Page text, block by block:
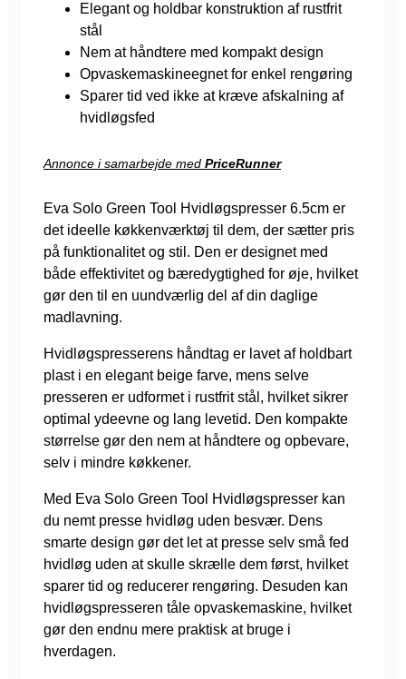
Elegant og holdbar konstruktion af rustfrit
stål
Nem at håndtere med kompakt design
Opvaskemaskineegnet for enkel rengøring
Sparer tid ved ikke at kræve afskalning af
hvidløgsfed
Annonce i samarbejde med PriceRunner
Eva Solo Green Tool Hvidløgspresser 6.5cm er
det ideelle køkkenværktøj til dem, der sætter pris
på funktionalitet og stil. Den er designet med
både effektivitet og bæredygtighed for øje, hvilket
gør den til en uundværlig del af din daglige
madlavning.
Hvidløgspresserens håndtag er lavet af holdbart
plast i en elegant beige farve, mens selve
presseren er udformet i rustfrit stål, hvilket sikrer
optimal ydeevne og lang levetid. Den kompakte
størrelse gør den nem at håndtere og opbevare,
selv i mindre køkkener.
Med Eva Solo Green Tool Hvidløgspresser kan
du nemt presse hvidløg uden besvær. Dens
smarte design gør det let at presse selv små fed
hvidløg uden at skulle skrælle dem først, hvilket
sparer tid og reducerer rengøring. Desuden kan
hvidløgspresseren tåle opvaskemaskine, hvilket
gør den endnu mere praktisk at bruge i
hverdagen.